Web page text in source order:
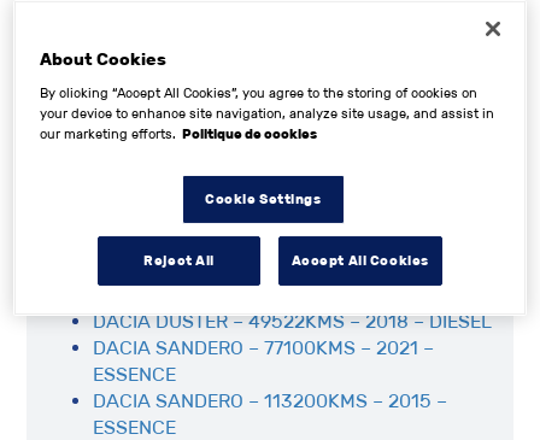
-Banquette arrière amovible
-Abs
Véhicules de la même marque qui pourraient
vous intéresser
DACIA SANDERO STEPWAY 1.5L DCI 90 CH
DACIA DUSTER – 49522KMS – 2018 – DIESEL
DACIA SANDERO – 77100KMS – 2021 –
ESSENCE
DACIA SANDERO – 113200KMS – 2015 –
ESSENCE
About Cookies
By clicking “Accept All Cookies”, you agree to the storing of cookies on
your device to enhance site navigation, analyze site usage, and assist in
our marketing efforts. Politique de cookies
Cookie Settings
Reject All Accept All Cookies